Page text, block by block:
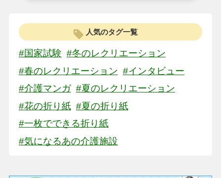
人気のタグ一覧
#国家試験 #冬のレクリエーション
#春のレクリエーション #インタビュー
#介護マンガ #夏のレクリエーション
#花の折り紙 #夏の折り紙
#一枚でできる折り紙
#気になるあの介護施設